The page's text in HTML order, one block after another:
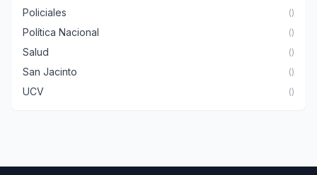
Policiales ()
Política Nacional ()
Salud ()
San Jacinto ()
UCV ()